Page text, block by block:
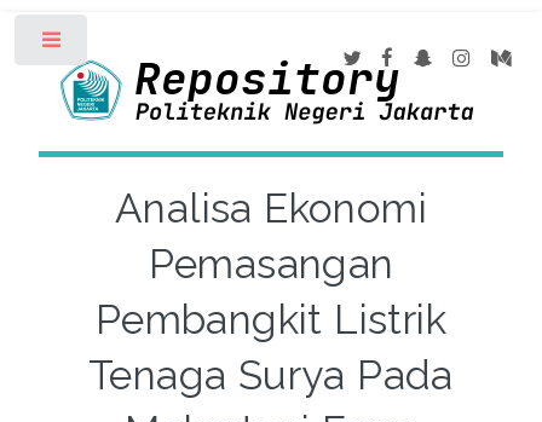
Analisa Ekonomi
Pemasangan
Pembangkit Listrik
Tenaga Surya Pada